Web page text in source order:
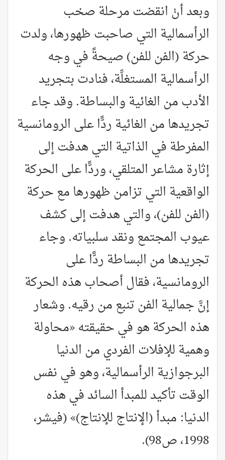
وبعد أنْ انقضت مرحلة صخب
الرأسمالية التي صاحبت ظهورها، ولدت
حركة (الفن للفن) صيحةً في وجه
الرأسمالية المستغلِّة، فنادت بتجريد
الأدب من الغائية والبساطة. وقد جاء
تجريدها من الغائية ردًّا على الرومانسية
المفرطة في الذاتية التي هدفت إلى
إثارة مشاعر المتلقي، وردًّا على الحركة
الواقعية التي تزامن ظهورها مع حركة
(الفن للفن)، والتي هدفت إلى كشف
عيوب المجتمع ونقد سلبياته. وجاء
تجريدها من البساطة ردًّا على
الرومانسية، فقال أصحاب هذه الحركة
إنَّ جمالية الفن تنبع من رقيه. وشعار
هذه الحركة هو في حقيقته «محاولة
وهمية للإفلات الفردي من الدنيا
البرجوازية الرأسمالية، وهو في نفس
الوقت تأكيد للمبدأ السائد في هذه
الدنيا: مبدأ (الإنتاج للإنتاج)» (فيشر،
1998، ص98).